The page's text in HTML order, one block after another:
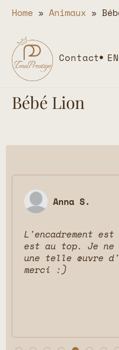
Home » Animaux »
Contact EN
Bébé Lion
Anna S.
L'encadrement
est au top. Je ne
une telle œuvre
merci :)